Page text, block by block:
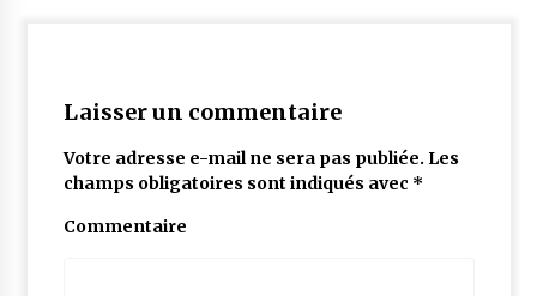
Laisser un commentaire
Votre adresse e-mail ne sera pas publiée. Les
champs obligatoires sont indiqués avec *
Commentaire